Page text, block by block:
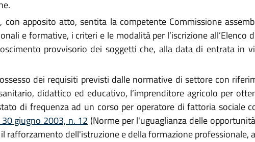
con apposito atto, sentita la competente Commissione
e formative, i criteri e le modalità per l’iscrizione
provvisorio dei soggetti che, alla data di entrata in
dei requisiti previsti dalle normative di settore con
didattico ed educativo, l’imprenditore agricolo per
di frequenza ad un corso per operatore di fattoria sociale
giugno 2003, n. 12 (Norme per l'uguaglianza delle
rafforzamento dell'istruzione e della formazione professionale,